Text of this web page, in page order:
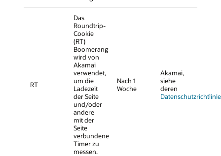
RT
Das
Roundtrip-
Cookie
(RT)
Boomerang
wird von
Akamai
verwendet,
um die
Ladezeit
der Seite
und/oder
andere
mit der
Seite
verbundene
Timer zu
messen.
Nach 1
Woche
Akamai,
siehe
deren
Datenschutzrichtlinie